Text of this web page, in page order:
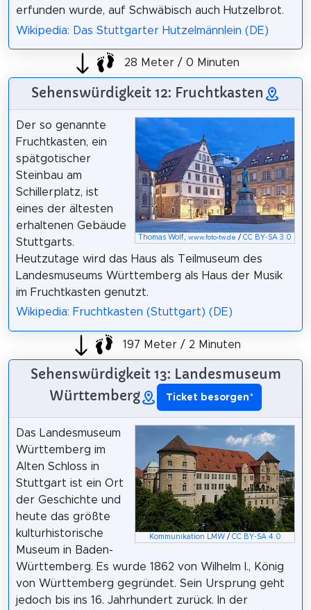
erfunden wurde, auf Schwäbisch auch Hutzelbrot.
Wikipedia: Das Stuttgarter Hutzelmännlein (DE)
28 Meter / 0 Minuten
Sehenswürdigkeit 12: Fruchtkasten
Thomas Wolf,www.foto-tw.de /CC BY-SA 3.0
Der so genannte
Fruchtkasten, ein
spätgotischer
Steinbau am
Schillerplatz, ist
eines der ältesten
erhaltenen Gebäude
Stuttgarts.
Heutzutage wird das Haus als Teilmuseum des
Landesmuseums Württemberg als Haus der Musik
im Fruchtkasten genutzt.
Wikipedia: Fruchtkasten (Stuttgart) (DE)
197 Meter / 2 Minuten
Sehenswürdigkeit 13: Landesmuseum
Württemberg
Ticket besorgen*
Kommunikation LMW/ CC BY-SA 4.0
Das Landesmuseum
Württemberg im
Alten Schloss in
Stuttgart ist ein Ort
der Geschichte und
heute das größte
kulturhistorische
Museum in Baden-
Württemberg. Es wurde 1862 von Wilhelm I., König
von Württemberg gegründet. Sein Ursprung geht
jedoch bis ins 16. Jahrhundert zurück. In der